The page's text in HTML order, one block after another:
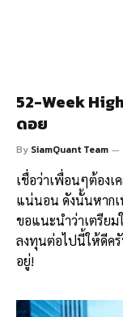
52-Week
ดอย
By SiamQuant Team
เชื่อว่าเพื่อนๆต้องเ
แน่นอน ดังนั้นหากเ
ขอแนะนำว่าเตรีย
ลงทุนต่อไปนี้ให้ดีค
อยู่!